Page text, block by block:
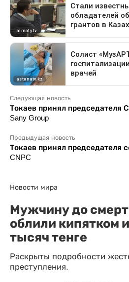
Следующая новость
Токаев принял председателя
Sany Group
Предыдущая новость
Токаев принял председателя
CNPC
Новости мира
Мужчину до
облили кипятком
тысяч тенге
Раскрыты подробности
преступления.